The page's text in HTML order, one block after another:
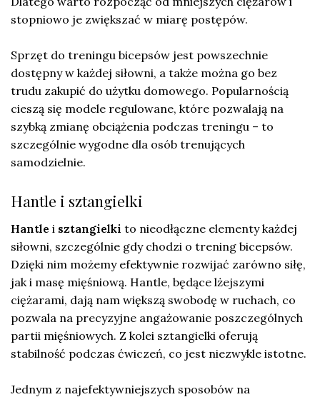
stopniowo je zwiększać w miarę postępów.
Sprzęt do treningu bicepsów jest powszechnie
dostępny w każdej siłowni, a także można go bez
trudu zakupić do użytku domowego. Popularnością
cieszą się modele regulowane, które pozwalają na
szybką zmianę obciążenia podczas treningu – to
szczególnie wygodne dla osób trenujących
samodzielnie.
Hantle i sztangielki
Hantle i sztangielki to nieodłączne elementy każdej
siłowni, szczególnie gdy chodzi o trening bicepsów.
Dzięki nim możemy efektywnie rozwijać zarówno siłę,
jak i masę mięśniową. Hantle, będące lżejszymi
ciężarami, dają nam większą swobodę w ruchach, co
pozwala na precyzyjne angażowanie poszczególnych
partii mięśniowych. Z kolei sztangielki oferują
stabilność podczas ćwiczeń, co jest niezwykle istotne.
Jednym z najefektywniejszych sposobów na